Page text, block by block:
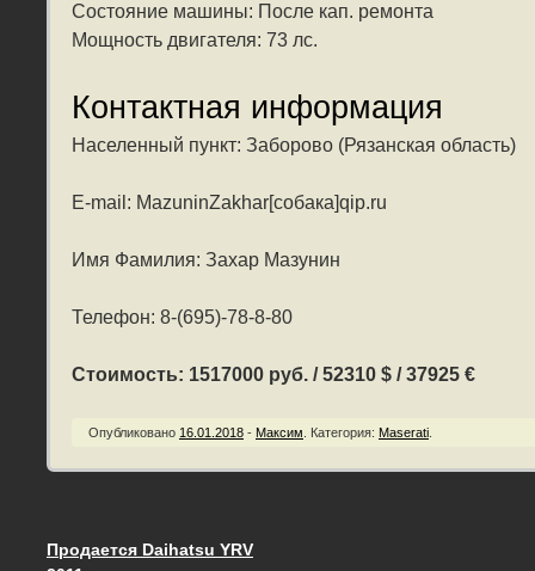
Состояние машины: После кап. ремонта
Мощность двигателя: 73 лс.
Контактная информация
Населенный пункт: Заборово (Рязанская область)
E-mail: MazuninZakhar[собака]qip.ru
Имя Фамилия: Захар Мазунин
Телефон: 8-(695)-78-8-80
Стоимость: 1517000 руб. / 52310 $ / 37925 €
Опубликовано 16.01.2018 - Максим Категория: Maserati
Продается Daihatsu YRV